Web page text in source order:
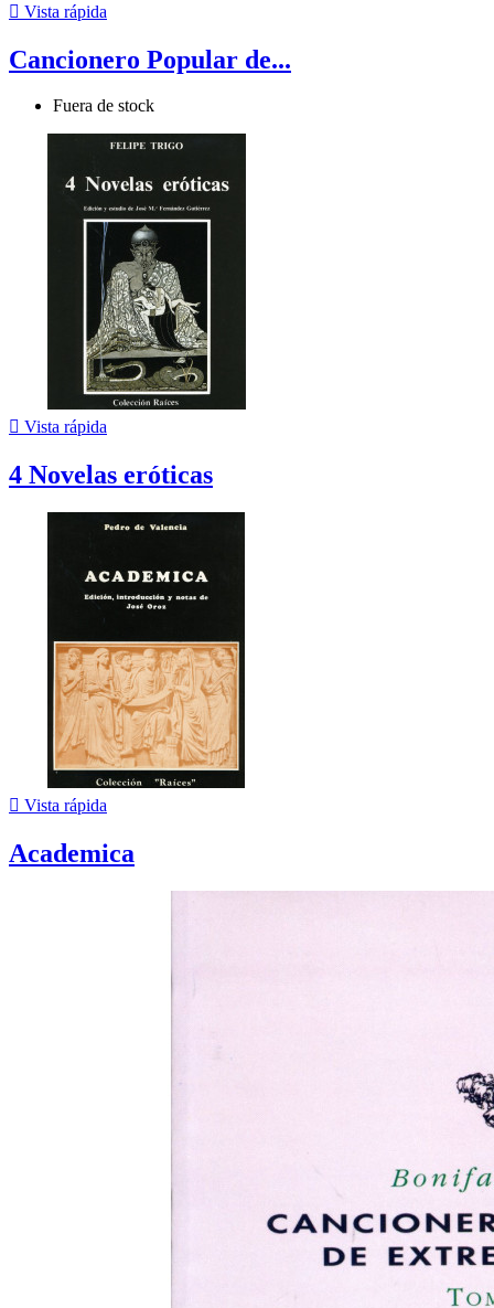
 Vista rápida
Cancionero Popular de...
Fuera de stock
 Vista rápida
4 Novelas eróticas
 Vista rápida
Academica